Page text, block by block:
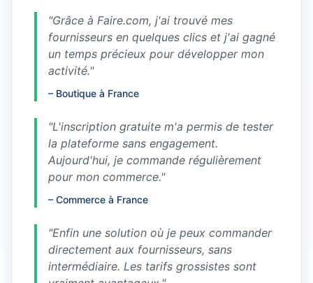
"Grâce à Faire.com, j'ai trouvé mes
fournisseurs en quelques clics et j'ai gagné
un temps précieux pour développer mon
activité."
– Boutique à France
"L'inscription gratuite m'a permis de tester
la plateforme sans engagement.
Aujourd'hui, je commande régulièrement
pour mon commerce."
– Commerce à France
"Enfin une solution où je peux commander
directement aux fournisseurs, sans
intermédiaire. Les tarifs grossistes sont